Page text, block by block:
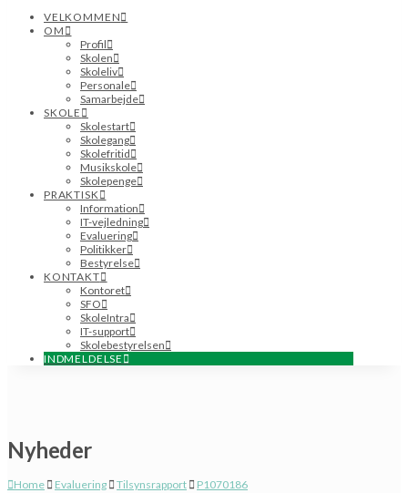
VELKOMMEN
OM
Profil
Skolen
Skoleliv
Personale
Samarbejde
SKOLE
Skolestart
Skolegang
Skolefritid
Musikskole
Skolepenge
PRAKTISK
Information
IT-vejledning
Evaluering
Politikker
Bestyrelse
KONTAKT
Kontoret
SFO
SkoleIntra
IT-support
Skolebestyrelsen
INDMELDELSE
Nyheder
Home Evaluering Tilsynsrapport P1070186